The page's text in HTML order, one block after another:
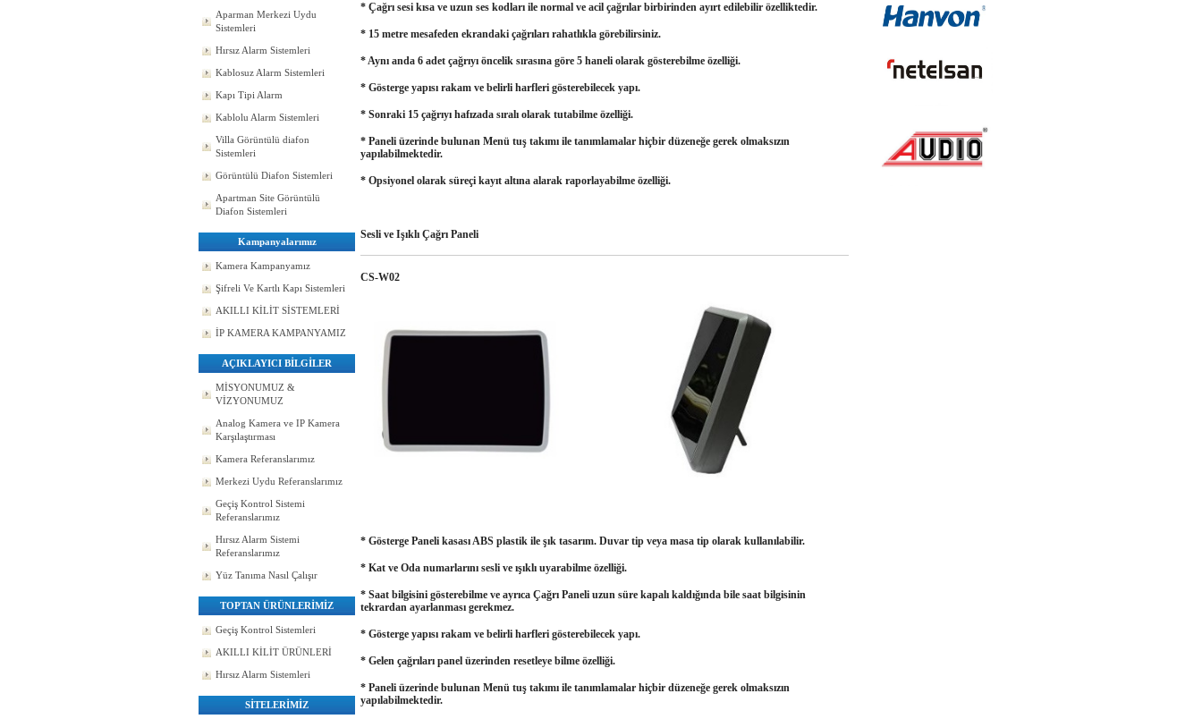
Aparman Merkezi Uydu
Sistemleri
Hırsız Alarm Sistemleri
Kablosuz Alarm Sistemleri
Kapı Tipi Alarm
Kablolu Alarm Sistemleri
Villa Görüntülü diafon
Sistemleri
Görüntülü Diafon Sistemleri
Apartman Site Görüntülü
Diafon Sistemleri
Kampanyalarımız
Kamera Kampanyamız
Şifreli Ve Kartlı Kapı Sistemleri
AKILLI KİLİT SİSTEMLERİ
İP KAMERA KAMPANYAMIZ
AÇIKLAYICI BİLGİLER
MİSYONUMUZ &
VİZYONUMUZ
Analog Kamera ve IP Kamera
Karşılaştırması
Kamera Referanslarımız
Merkezi Uydu Referanslarımız
Geçiş Kontrol Sistemi
Referanslarımız
Hırsız Alarm Sistemi
Referanslarımız
Yüz Tanıma Nasıl Çalışır
TOPTAN ÜRÜNLERİMİZ
Geçiş Kontrol Sistemleri
AKILLI KİLİT ÜRÜNLERİ
Hırsız Alarm Sistemleri
SİTELERİMİZ
* Çağrı sesi kısa ve uzun ses kodları ile normal ve acil çağrılar birbirinden ayırt edilebilir özelliktedir.
* 15 metre mesafeden ekrandaki çağrıları rahatlıkla görebilirsiniz.
* Aynı anda 6 adet çağrıyı öncelik sırasına göre 5 haneli olarak gösterebilme özelliği.
* Gösterge yapısı rakam ve belirli harfleri gösterebilecek yapı.
* Sonraki 15 çağrıyı hafızada sıralı olarak tutabilme özelliği.
* Paneli üzerinde bulunan Menü tuş takımı ile tanımlamalar hiçbir düzeneğe gerek olmaksızın
yapılabilmektedir.
* Opsiyonel olarak süreçi kayıt altına alarak raporlayabilme özelliği.
Sesli ve Işıklı Çağrı Paneli
CS-W02
* Gösterge Paneli kasası ABS plastik ile şık tasarım. Duvar tip veya masa tip olarak kullanılabilir.
* Kat ve Oda numarlarını sesli ve ışıklı uyarabilme özelliği.
* Saat bilgisini gösterebilme ve ayrıca Çağrı Paneli uzun süre kapalı kaldığında bile saat bilgisinin
tekrardan ayarlanması gerekmez.
* Gösterge yapısı rakam ve belirli harfleri gösterebilecek yapı.
* Gelen çağrıları panel üzerinden resetleye bilme özelliği.
* Paneli üzerinde bulunan Menü tuş takımı ile tanımlamalar hiçbir düzeneğe gerek olmaksızın
yapılabilmektedir.